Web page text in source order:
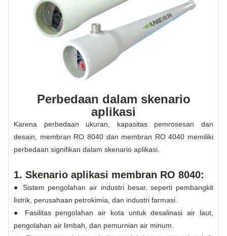
Perbedaan dalam skenario
aplikasi
Karena perbedaan ukuran, kapasitas pemrosesan dan
desain, membran RO 8040 dan membran RO 4040 memiliki
perbedaan signifikan dalam skenario aplikasi.
1. Skenario aplikasi membran RO 8040:
● Sistem pengolahan air industri besar, seperti pembangkit
listrik, perusahaan petrokimia, dan industri farmasi.
● Fasilitas pengolahan air kota untuk desalinasi air laut,
pengolahan air limbah, dan pemurnian air minum.